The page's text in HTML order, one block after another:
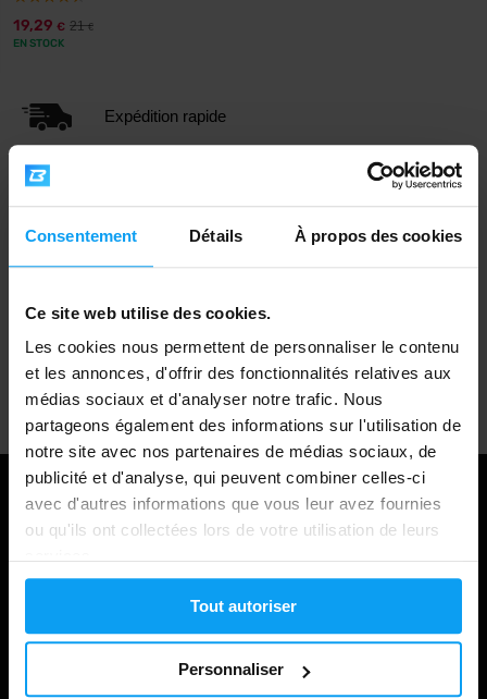
Consentement Détails À propos des cookies
Ce site web utilise des cookies.
Les cookies nous permettent de personnaliser le contenu
et les annonces, d'offrir des fonctionnalités relatives aux
médias sociaux et d'analyser notre trafic. Nous
partageons également des informations sur l'utilisation de
notre site avec nos partenaires de médias sociaux, de
publicité et d'analyse, qui peuvent combiner celles-ci
avec d'autres informations que vous leur avez fournies
ou qu'ils ont collectées lors de votre utilisation de leurs
Tout autoriser
Personnaliser
19,29 € 21€
EN STOCK
Expédition rapide
Plus de 3000 produits en stock
Support client professionnel